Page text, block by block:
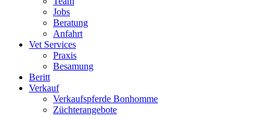
Jobs
Beratung
Anfahrt
Vet Services
Praxis
Besamung
Beritt
Verkauf
Verkaufspferde Bonhomme
Züchterangebote